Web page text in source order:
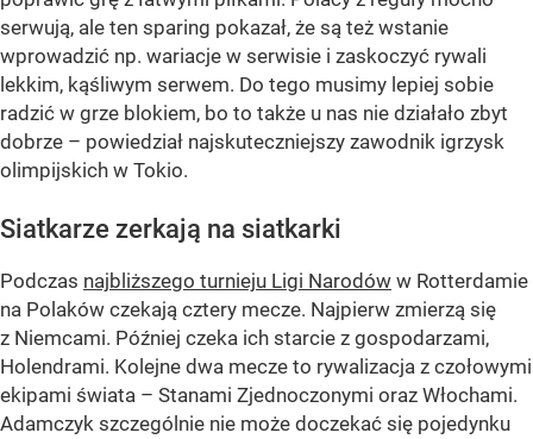
serwują, ale ten sparing pokazał, że są też wstanie
wprowadzić np. wariacje w serwisie i zaskoczyć rywali
lekkim, kąśliwym serwem. Do tego musimy lepiej sobie
radzić w grze blokiem, bo to także u nas nie działało zbyt
dobrze – powiedział najskuteczniejszy zawodnik igrzysk
olimpijskich w Tokio.
Siatkarze zerkają na siatkarki
Podczas najbliższego turnieju Ligi Narodów w Rotterdamie
na Polaków czekają cztery mecze. Najpierw zmierzą się
z Niemcami. Później czeka ich starcie z gospodarzami,
Holendrami. Kolejne dwa mecze to rywalizacja z czołowymi
ekipami świata – Stanami Zjednoczonymi oraz Włochami.
Adamczyk szczególnie nie może doczekać się pojedynku